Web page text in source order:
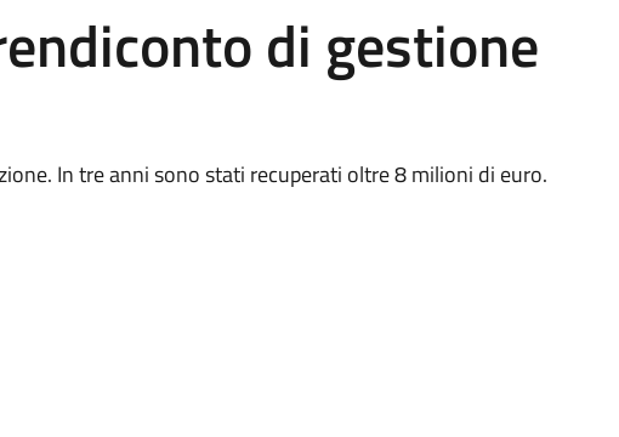
di gestione
In tre anni sono stati recuperati oltre 8 milioni di euro.